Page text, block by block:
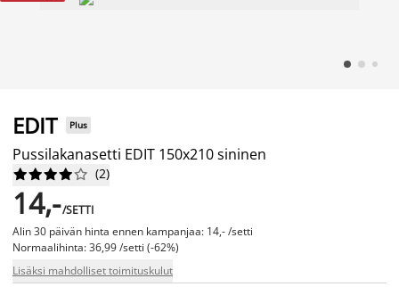
EDIT Plus
Pussilakanasetti EDIT 150x210 sininen





 (2)
14,-/SETTI
Alin 30 päivän hinta ennen kampanjaa: 14,- /setti
Normaalihinta: 36,99 /setti (-62%)
Lisäksi mahdolliset toimituskulut